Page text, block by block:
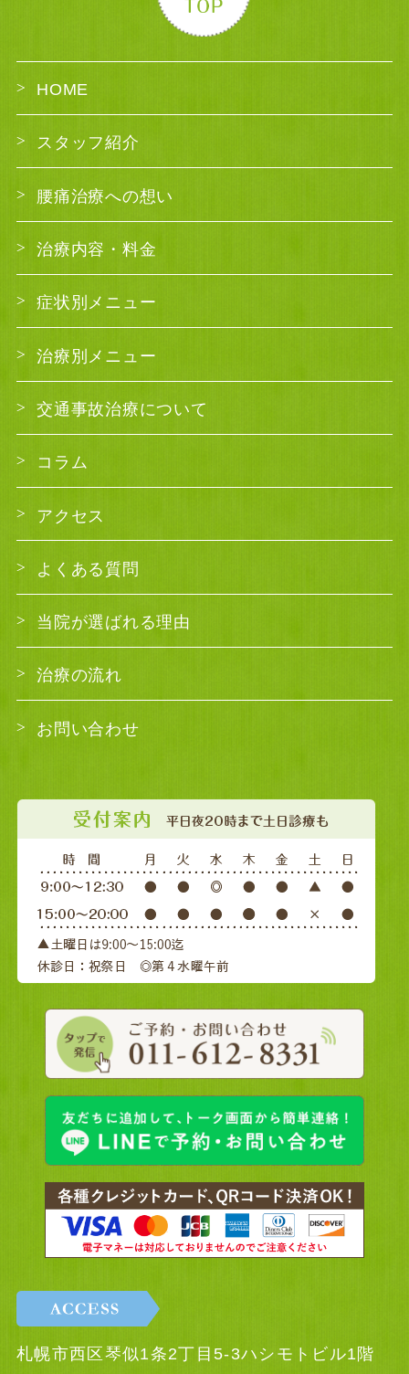
HOME
スタッフ紹介
腰痛治療への想い
治療内容・料金
症状別メニュー
治療別メニュー
交通事故治療について
コラム
アクセス
よくある質問
当院が選ばれる理由
治療の流れ
お問い合わせ
札幌市西区琴似1条2丁目5-3ハシモトビル1階